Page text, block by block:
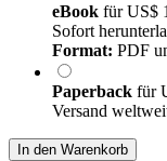
eBook fürUS$
Sofort
Format: PDF
Paperback für
Versand
In den Warenkorb